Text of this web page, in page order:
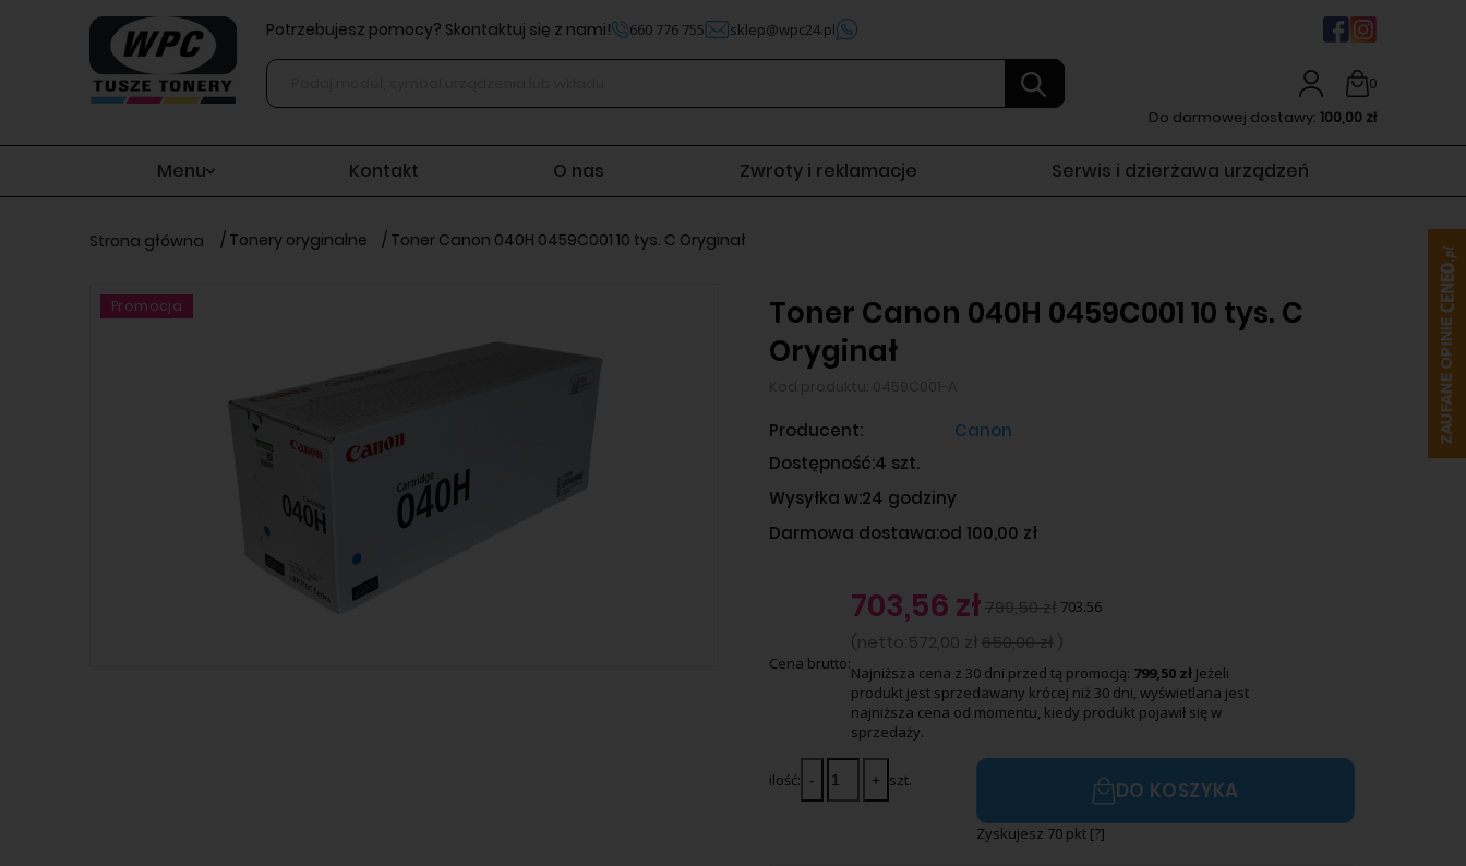
Potrzebujesz pomocy? Skontaktuj się z nami! 660 776 755 sklep@wpc24.pl
0
Do darmowej dostawy: 100,00 zł
Menu Kontakt O nas Zwroty i reklamacje Serwis i dzierżawa urządzeń
Strona główna / Tonery oryginalne / Toner Canon 040H 0459C001 10 tys. C Oryginał
Promocja
Toner Canon 040H 0459C001 10 tys. C
Oryginał
Producent:
Canon
Dostępność:4 szt.
Wysyłka w:24 godziny
Darmowa dostawa:od 100,00 zł
Cena brutto:
703,56 zł799,50 zł 703.56
(netto:572,00 zł 650,00 zł )
Najniższa cena z 30 dni przed tą promocją: 799,50 zł Jeżeli
produkt jest sprzedawany krócej niż 30 dni, wyświetlana jest
najniższa cena od momentu, kiedy produkt pojawił się w
sprzedaży.
ilość: szt. DO KOSZYKA
Zyskujesz 70pkt [?]